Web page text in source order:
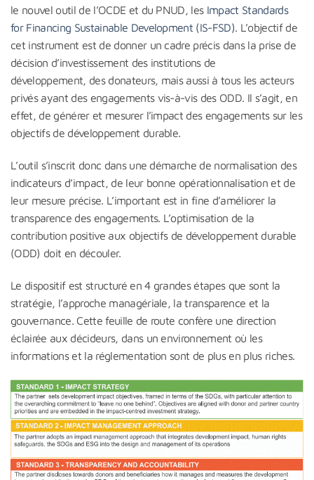
le nouvel outil de l’OCDE et du PNUD, les Impact Standards
for Financing Sustainable Development (IS-FSD). L’objectif de
cet instrument est de donner un cadre précis dans la prise de
décision d’investissement des institutions de
développement, des donateurs, mais aussi à tous les acteurs
privés ayant des engagements vis-à-vis des ODD. Il s’agit, en
effet, de générer et mesurer l’impact des engagements sur les
objectifs de développement durable.
L’outil s’inscrit donc dans une démarche de normalisation des
indicateurs d’impact, de leur bonne opérationnalisation et de
leur mesure précise. L’important est in fine d’améliorer la
transparence des engagements. L’optimisation de la
contribution positive aux objectifs de développement durable
(ODD) doit en découler.
Le dispositif est structuré en 4 grandes étapes que sont la
stratégie, l’approche managériale, la transparence et la
gouvernance. Cette feuille de route confère une direction
éclairée aux décideurs, dans un environnement où les
informations et la réglementation sont de plus en plus riches.